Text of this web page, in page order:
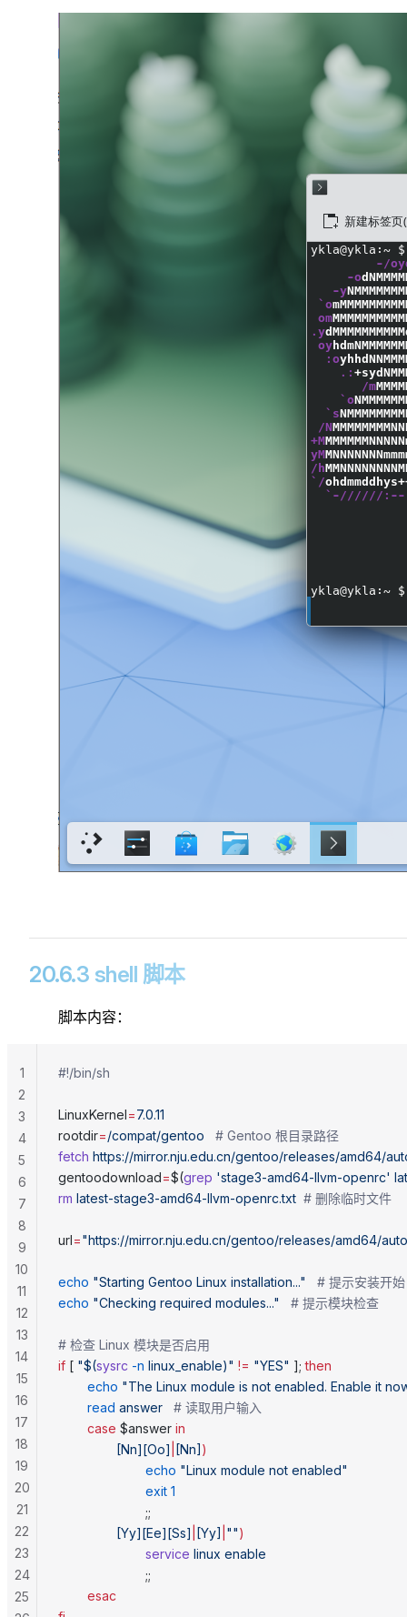
20.6.3 shell 脚本
脚本内容：
#!/bin/sh
LinuxKernel=7.0.11
rootdir=/compat/gentoo
   # Gentoo 根目录路径
fetch https://mirror.nju.edu.cn/gentoo/releases/amd64/
gentoodownload=$(grep 'stage3-amd64-llvm-openrc'
rm latest-stage3-amd64-llvm-openrc.txt
  # 删除临时文件
url="https://mirror.nju.edu.cn/gentoo/releases/amd64/
echo "Starting Gentoo Linux installation..."
   # 提示安装开始
echo "Checking required modules..."
   # 提示模块检查
# 检查 Linux 模块是否启用
if [ "$(sysrc -n linux_enable)" != "YES" ]; then
        echo
"The Linux module is not enabled. Enable it
        read
answer
   # 读取用户输入
        case
$answer in
                [Nn][Oo]
[Nn] )
                        echo
"Linux module not enabled"
                        exit
1
                        ;;
                [Yy][Ee][Ss]
[Yy] "")
                        service
linux enable
                        ;;
        esac
1
2
3
4
5
6
7
8
9
10
11
12
13
14
15
16
17
18
19
20
21
22
23
24
25